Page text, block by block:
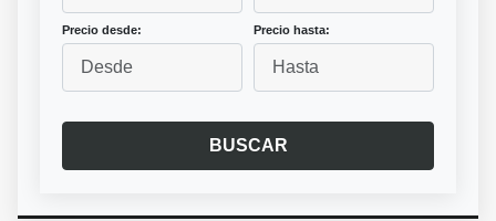
Precio desde: Precio hasta:
BUSCAR